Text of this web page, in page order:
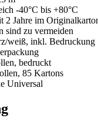
-40°C bis +80°C
2 Jahre im
sind zu vermeiden
weiß, inkl. Bedruckung
bedruckt
85 Kartons
Universal